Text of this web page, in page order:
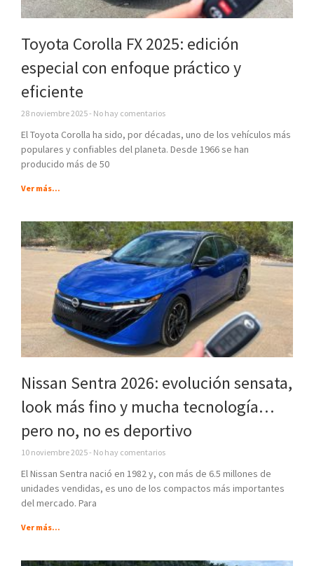
Toyota Corolla FX 2025: edición
especial con enfoque práctico y
eficiente
28 noviembre 2025 No hay comentarios
El Toyota Corolla ha sido, por décadas, uno de los vehículos más
populares y confiables del planeta. Desde 1966 se han
producido más de 50
Ver más...
Nissan Sentra 2026: evolución sensata,
look más fino y mucha tecnología…
pero no, no es deportivo
10 noviembre 2025 No hay comentarios
El Nissan Sentra nació en 1982 y, con más de 6.5 millones de
unidades vendidas, es uno de los compactos más importantes
del mercado. Para
Ver más...